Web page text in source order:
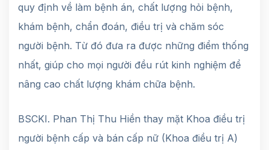
quy định về làm bệnh án, chất lượng hỏi bệnh,
khám bệnh, chẩn đoán, điều trị và chăm sóc
người bệnh. Từ đó đưa ra được những điểm thống
nhất, giúp cho mọi người đều rút kinh nghiệm để
nâng cao chất lượng khám chữa bệnh.
BSCKI. Phan Thị Thu Hiền thay mặt Khoa điều trị
người bệnh cấp và bán cấp nữ (Khoa điều trị A)